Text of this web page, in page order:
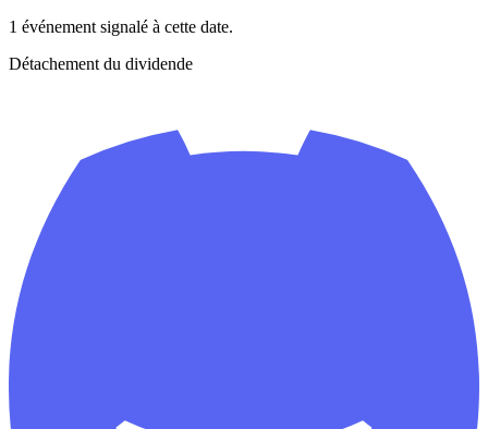
1 événement signalé à cette date.
Détachement du dividende